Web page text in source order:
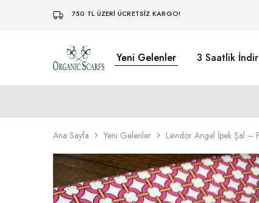
750 TL ÜZERİ ÜCRETSİZ KARGO!
Organikscarf Yeni Gelenler 3 Saatlik
Ana Sayfa Yeni Gelenler Levidor Angel İpek Şal –